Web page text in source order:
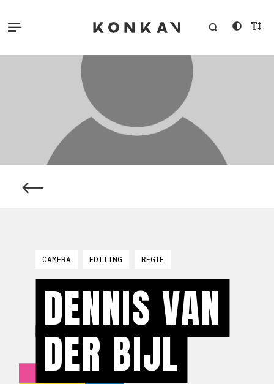
CAMERA EDITING REGIE
DENNIS VAN
DER BIJL